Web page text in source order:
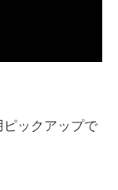
ックアップで